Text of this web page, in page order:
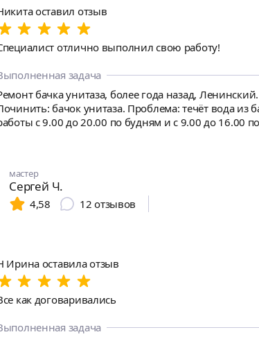
оставил отзыв
отлично выполнил свою работу!
задача
бачка унитаза, более года назад, Ленинский.
бачок унитаза. Проблема: течёт вода из
с 9.00 до 20.00 по будням и с 9.00 до 16.00
мастер
Сергей Ч.
4,58
12 отзывов
Ирина оставила отзыв
как договаривались
задача